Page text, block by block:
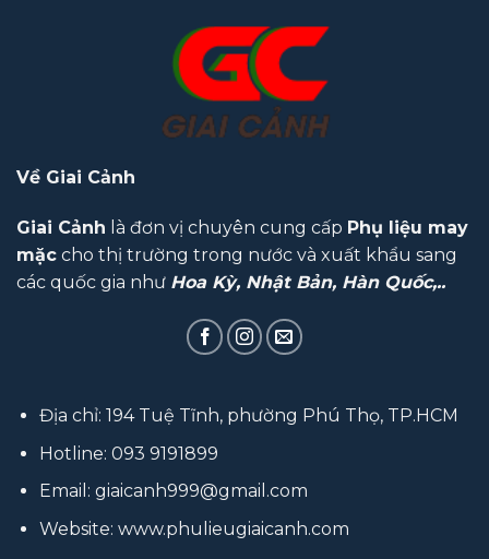
Về Giai Cảnh
Giai Cảnh là đơn vị chuyên cung cấp Phụ liệu may
mặc cho thị trường trong nước và xuất khẩu sang
các quốc gia như Hoa Kỳ, Nhật Bản, Hàn Quốc,..
Địa chỉ: 194 Tuệ Tĩnh, phường Phú Thọ, TP.HCM
Hotline: 093 9191899
Email: giaicanh999@gmail.com
Website: www.phulieugiaicanh.com